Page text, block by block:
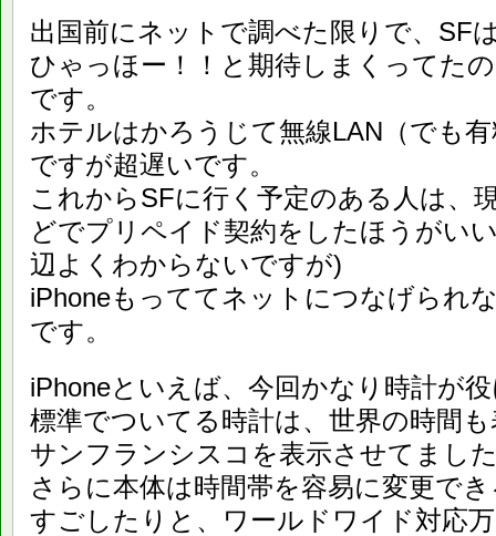
出国前にネットで調べた限りで、SF
ひゃっほー！！と期待しまくってた
です。
ホテルはかろうじて無線LAN（でも
ですが超遅いです。
これからSFに行く予定のある人は、
どでプリペイド契約をしたほうがい
辺よくわからないですが)
iPhoneもっててネットにつなげられ
です。
iPhoneといえば、今回かなり時計が
標準でついてる時計は、世界の時間
サンフランシスコを表示させてまし
さらに本体は時間帯を容易に変更で
すごしたりと、ワールドワイド対応